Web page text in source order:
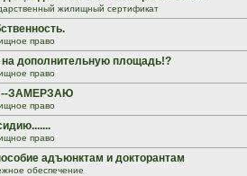
жилищный сертификат
право
на дополнительную площадь!?
право
--ЗАМЕРЗАЮ
право
право
адъюнктам и докторантам
обеспечение